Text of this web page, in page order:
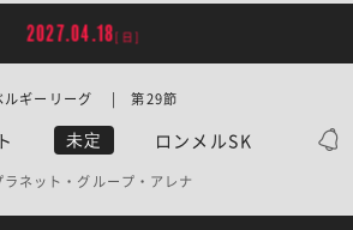
2027.04.18[日]
未定 ロンメルSK
ルギーリーグ | 第29節
ラネット・グループ・アレナ